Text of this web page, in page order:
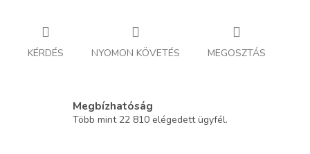
KÉRDÉS NYOMON KÖVETÉS MEGOSZTÁS
Megbízhatóság
Több mint 22 810 elégedett ügyfél.